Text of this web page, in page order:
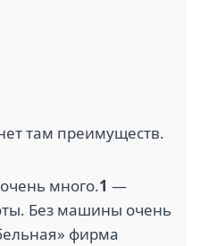
1.2
ДЕТСКИЙ МИР (9)
там преимуществ.
много.1 —
Без машины очень
фирма